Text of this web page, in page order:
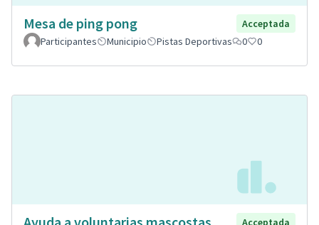
Mesa de ping pong
Acceptada
Participantes
Municipio Pistas Deportivas 0 0
Acceptada